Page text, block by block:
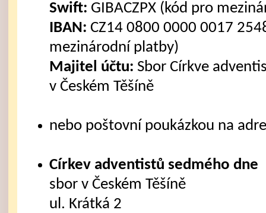
Swift: GIBACZPX (kód pro
IBAN: CZ14 0800 0000 0017
mezinárodní platby)
Majitel účtu: Sbor Církve
v Českém Těšíně
nebo poštovní poukázkou na
Církev adventistů sedmého dne
sbor v Českém Těšíně
ul. Krátká 2